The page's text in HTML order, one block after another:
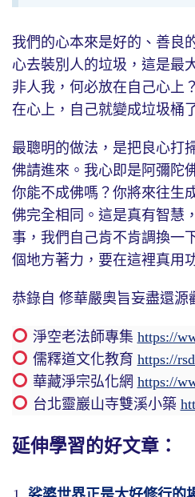
我們的心本來是好的、善良
心去裝別人的垃圾，這是最
非人我，何必放在自己心上
在心上，自己就變成垃圾桶
最聰明的做法，是把良心打
佛請進來。我心即是阿彌陀
你能不成佛嗎？你將來往生
佛完全相同。這是真有智慧
事，我們自己肯不肯調換一
個地方著力，要在這裡真用
恭錄自 修華嚴奧旨妄盡還源
淨空老法師專集 https://
儒釋道文化教育 https://
華藏淨宗弘化網 https://
台北靈巖山寺雙溪小築
延伸學習的好文章：